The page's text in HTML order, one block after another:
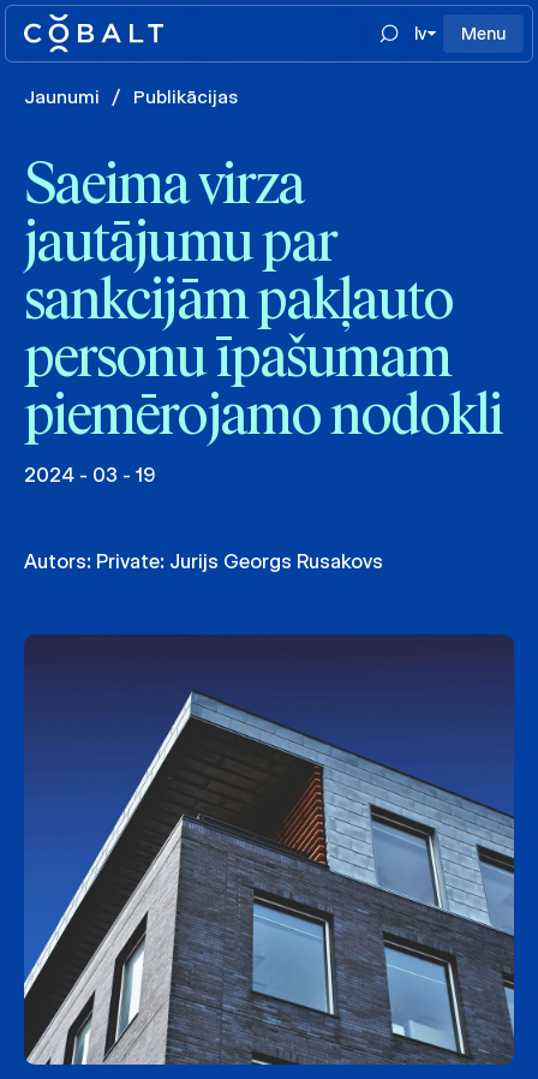
lv Menu
Jaunumi / Publikācijas
Saeima virza
jautājumu par
sankcijām pakļauto
personu īpašumam
piemērojamo nodokli
2024 - 03 - 19
Autors: Private: Jurijs Georgs Rusakovs